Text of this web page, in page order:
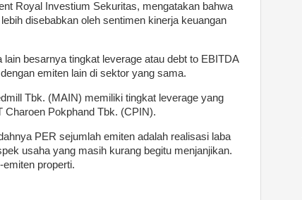
Royal Investium Sekuritas, mengatakan bahwa
disebabkan oleh sentimen kinerja keuangan
besarnya tingkat leverage atau debt to EBITDA
emiten lain di sektor yang sama.
Tbk. (MAIN) memiliki tingkat leverage yang
Charoen Pokphand Tbk. (CPIN).
PER sejumlah emiten adalah realisasi laba
usaha yang masih kurang begitu menjanjikan.
emiten properti.